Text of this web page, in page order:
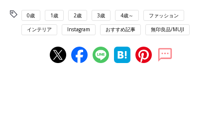
0歳 1歳 2歳 3歳 4歳～ ファッション
インテリア Instagram おすすめ記事 無印良品/MUJI